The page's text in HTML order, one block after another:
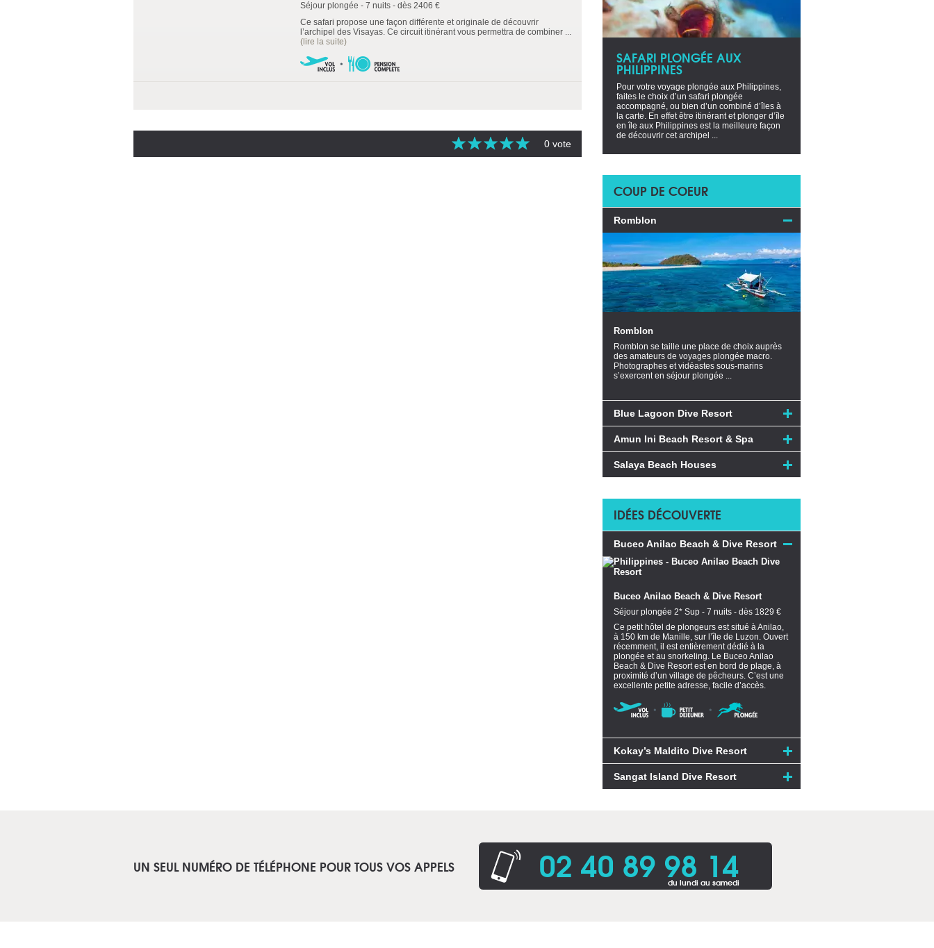
Séjour plongée - 7 nuits - dès 2406 €
Ce safari propose une façon différente et originale de découvrir
l’archipel des Visayas. Ce circuit itinérant vous permettra de combiner ...
(lire la suite)
0 vote
SAFARI PLONGÉE AUX
PHILIPPINES
Pour votre voyage plongée aux Philippines,
faites le choix d’un safari plongée
accompagné, ou bien d’un combiné d’îles à
la carte. En effet être itinérant et plonger d’île
en île aux Philippines est la meilleure façon
de découvrir cet archipel ...
COUP DE COEUR
Romblon
Romblon
Romblon se taille une place de choix auprès
des amateurs de voyages plongée macro.
Photographes et vidéastes sous-marins
s’exercent en séjour plongée ...
Blue Lagoon Dive Resort
Amun Ini Beach Resort & Spa
Salaya Beach Houses
IDÉES DÉCOUVERTE
Buceo Anilao Beach & Dive Resort
Buceo Anilao Beach & Dive Resort
Séjour plongée 2* Sup - 7 nuits - dès 1829 €
Ce petit hôtel de plongeurs est situé à Anilao,
à 150 km de Manille, sur l’île de Luzon. Ouvert
récemment, il est entièrement dédié à la
plongée et au snorkeling. Le Buceo Anilao
Beach & Dive Resort est en bord de plage, à
proximité d’un village de pêcheurs. C’est une
excellente petite adresse, facile d’accès.
Kokay’s Maldito Dive Resort
Sangat Island Dive Resort
UN SEUL NUMÉRO DE TÉLÉPHONE POUR TOUS VOS APPELS 02 40 89 98 14
du lundi au samedi